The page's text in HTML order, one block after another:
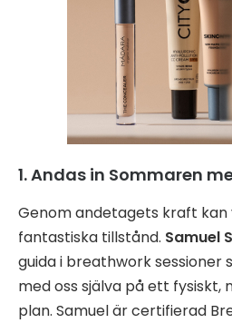
1. Andas in Sommaren
Genom andetagets kraft kan
fantastiska tillstånd. Samuel
guida i breathwork sessioner
med oss själva på ett fysiskt,
plan. Samuel är certifierad